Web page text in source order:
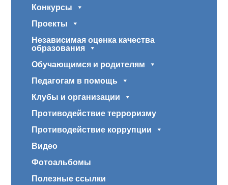
Конкурсы
Проекты
Независимая оценка качества
образования
Обучающимся и родителям
Педагогам в помощь
Клубы и организации
Противодействие терроризму
Противодействие коррупции
Видео
Фотоальбомы
Полезные ссылки